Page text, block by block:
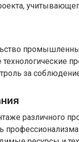
за
различного